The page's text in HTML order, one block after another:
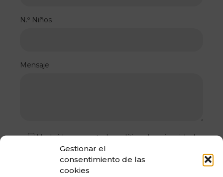
Gestionar el
consentimiento de las
cookies
N.º Niños
Mensaje
He leído y acepto la política de privacidad
Enviar